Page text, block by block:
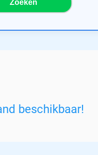
Zoeken
beschikbaar!